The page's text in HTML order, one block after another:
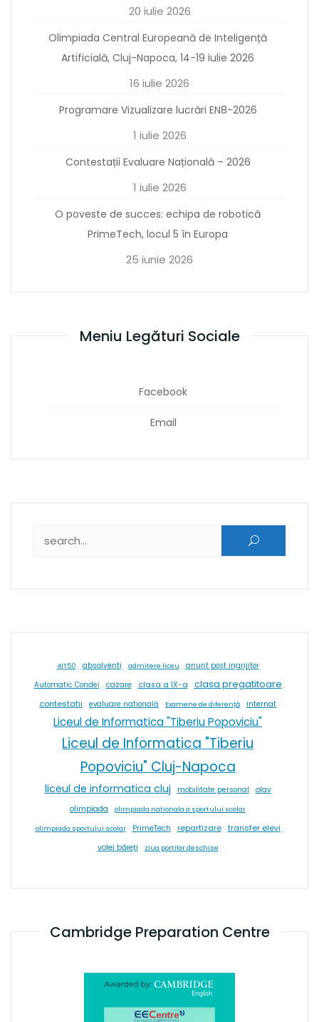
20 iulie 2026
Olimpiada Central Europeană de Inteligență
Artificială, Cluj-Napoca, 14-19 iulie 2026
16 iulie 2026
Programare Vizualizare lucrări EN8-2026
1 iulie 2026
Contestații Evaluare Națională – 2026
1 iulie 2026
O poveste de succes: echipa de robotică
PrimeTech, locul 5 în Europa
25 iunie 2026
Meniu Legături Sociale
Facebook
Email
4IT50 absolventi admitere liceu anunt post ingrijitor
Automatic Condei cazare clasa a IX-a clasa pregatitoare
contestatii evaluare natională Examene de diferență internat
Liceul de Informatica "Tiberiu Popoviciu"
Liceul de Informatica "Tiberiu
Popoviciu" Cluj-Napoca
liceul de informatica cluj mobilitate personal
olav
olimpiada
olimpiada nationala a sportului scolar
olimpiada sportului scolar PrimeTech repartizare transfer elevi
volei băieți ziua portilor deschise
Cambridge Preparation Centre